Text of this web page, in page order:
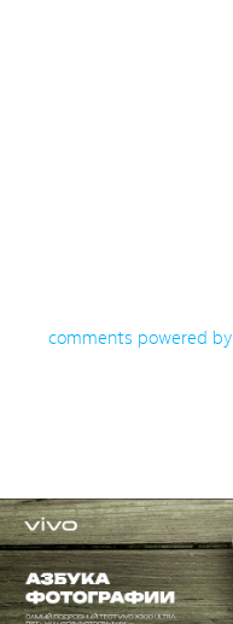
comments powered by